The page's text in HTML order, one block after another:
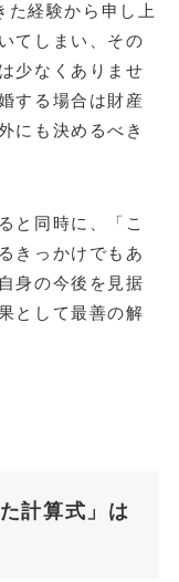
た経験から申し上
てしまい、その
少なくありませ
する場合は財産
にも決めるべき
と同時に、「こ
きっかけでもあ
身の今後を見据
として最善の解
計算式」は